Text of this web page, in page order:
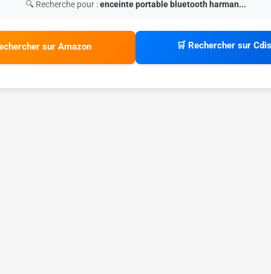
🔍 Recherche pour :enceinte portable bluetooth harman...
sur Amazon 🛒 Rechercher sur